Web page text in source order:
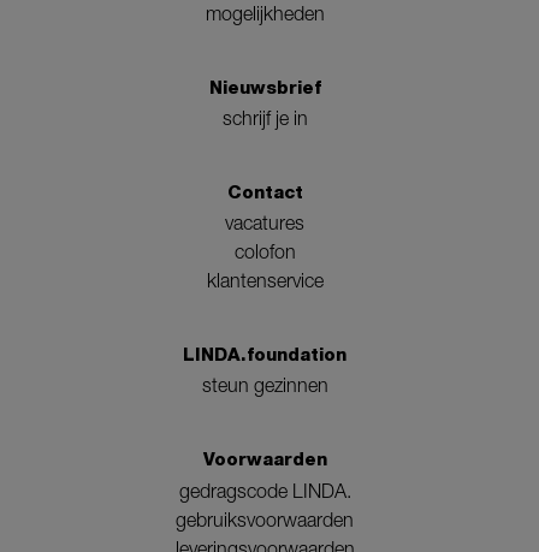
mogelijkheden
Nieuwsbrief
schrijf je in
Contact
vacatures
colofon
klantenservice
LINDA.foundation
steun gezinnen
Voorwaarden
gedragscode LINDA.
gebruiksvoorwaarden